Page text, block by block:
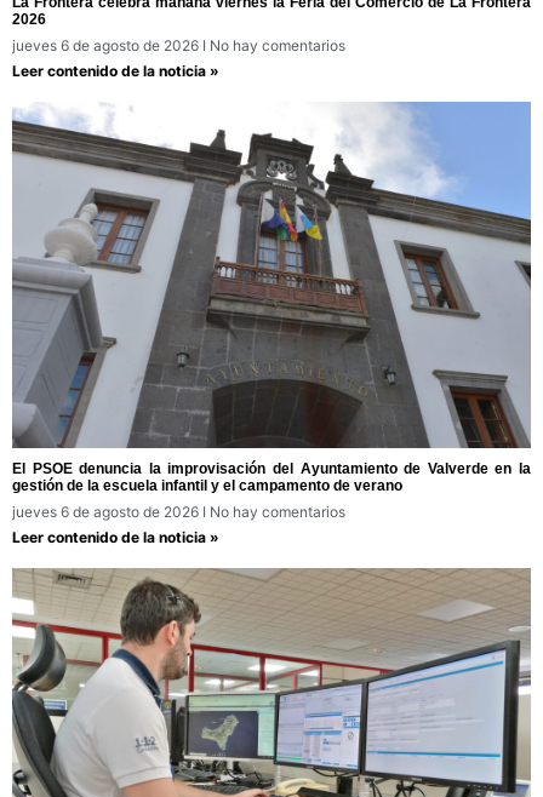
2026
jueves 6 de agosto de 2026
No hay comentarios
Leer contenido de la noticia »
El PSOE denuncia la improvisación del Ayuntamiento de Valverde en la
gestión de la escuela infantil y el campamento de verano
jueves 6 de agosto de 2026
No hay comentarios
Leer contenido de la noticia »